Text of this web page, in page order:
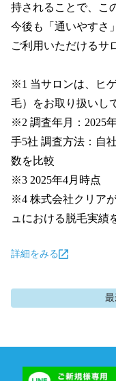
持されることで、こ
今後も「通いやすさ
ご利用いただけるサ
※1 当サロンは、ヒ
毛）をお取り扱いし
※2 調査年月：2025
手5社 調査方法：自
数を比較
※3 2025年4月時点
※4 株式会社クリア
ュにおける脱毛実績
詳細をみる